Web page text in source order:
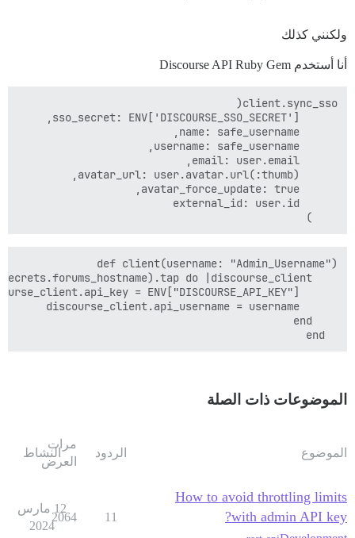
ولكنني كذلك
أنا أستخدم Discourse API Ruby Gem
    )
الموضوعات ذات الصلة
الموضوع الردود
مرات
العرض
النشاط
How to avoid throttling limits
with admin API key?
11
2064
12 مارس
2024